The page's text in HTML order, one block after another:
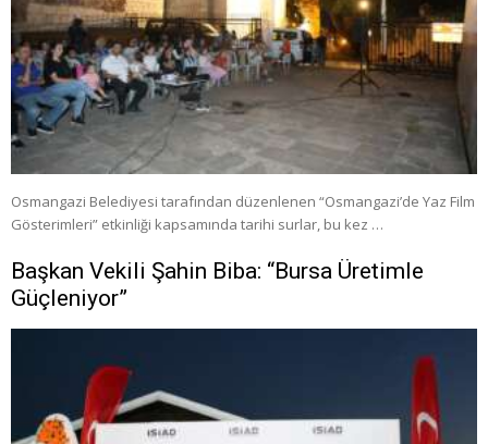
Osmangazi Belediyesi tarafından düzenlenen “Osmangazi’de Yaz Film
Gösterimleri” etkinliği kapsamında tarihi surlar, bu kez …
Başkan Vekili Şahin Biba: “Bursa Üretimle
Güçleniyor”